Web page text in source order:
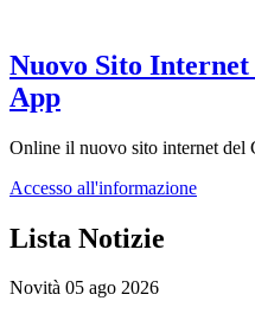
Nuovo Sito Internet
App
Online il nuovo sito internet del
Accesso all'informazione
Lista Notizie
Novità 05 ago 2026